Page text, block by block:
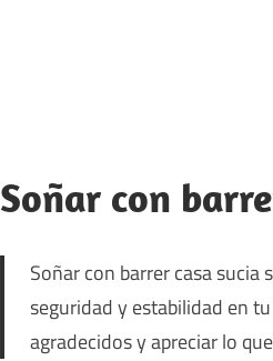
Soñar con
Soñar con barrer casa
seguridad y estabilidad en
agradecidos y apreciar lo